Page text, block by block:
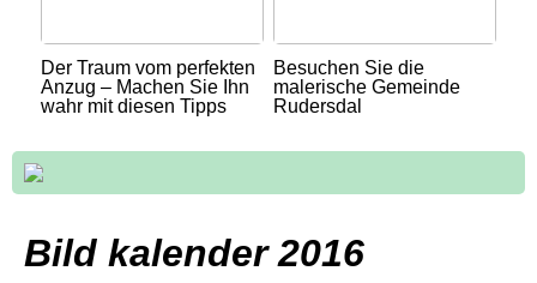
Der Traum vom perfekten
Anzug – Machen Sie Ihn
wahr mit diesen Tipps
Besuchen Sie die
malerische Gemeinde
Rudersdal
Bild kalender 2016